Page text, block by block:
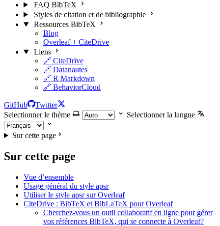
FAQ BibTeX
Styles de citation et de bibliographie
Ressources BibTeX
Blog
Overleaf + CiteDrive
Liens
🔗 CiteDrive
🔗 Datanautes
🔗 R Markdown
🔗 BehaviorCloud
GitHub
Twitter
Selectionner le thème
Selectionner la langue
Sur cette page
Sur cette page
Vue d’ensemble
Usage général du style apsr
Utiliser le style apsr sur Overleaf
CiteDrive : BibTeX et BibLaTeX pour Overleaf
Cherchez-vous un outil collaboratif en ligne pour gérer
vos références BibTeX, qui se connecte à Overleaf?